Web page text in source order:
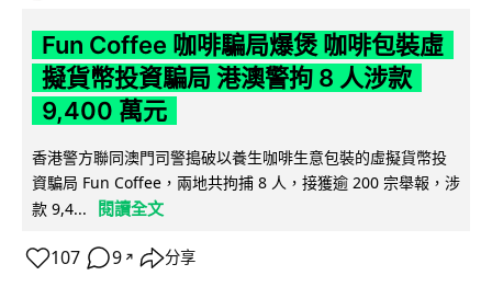
Fun Coffee 咖啡騙局爆煲 咖啡包裝虛
擬貨幣投資騙局 港澳警拘 8 人涉款
9,400 萬元
香港警方聯同澳門司警搗破以養生咖啡生意包裝的虛擬貨幣投
資騙局 Fun Coffee，兩地共拘捕 8 人，接獲逾 200 宗舉報，涉
款 9,4...
閱讀全文
107 9 ↗ 分享